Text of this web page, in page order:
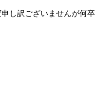
し訳ございませんが何卒